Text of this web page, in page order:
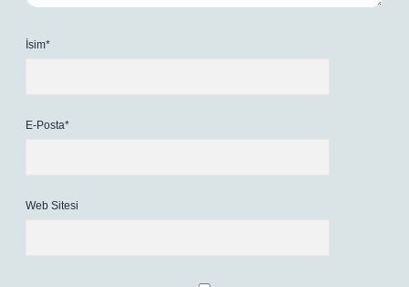
İsim*
E-Posta*
Web Sitesi